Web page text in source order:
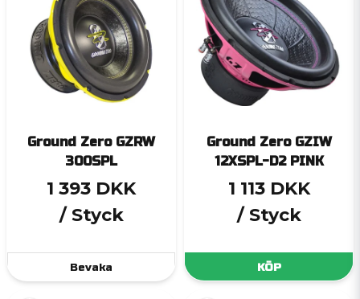
Ground Zero GZRW
300SPL
1 393 DKK
/ Styck
Bevaka
Ground Zero GZIW
12XSPL-D2 PINK
1 113 DKK
/ Styck
KÖP